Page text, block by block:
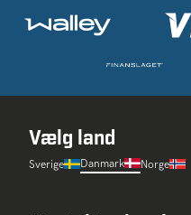
Vælg land
Sverige Danmark Norge